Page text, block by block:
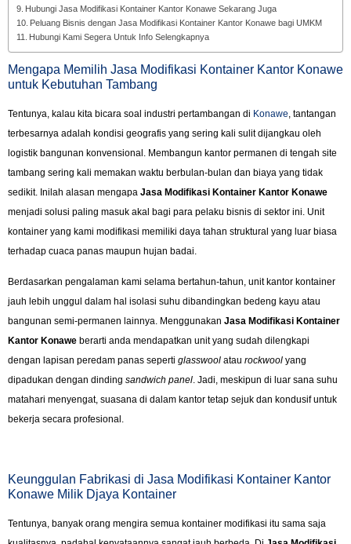
Hubungi Jasa Modifikasi Kontainer Kantor Konawe Sekarang Juga
Peluang Bisnis dengan Jasa Modifikasi Kontainer Kantor Konawe bagi UMKM
Hubungi Kami Segera Untuk Info Selengkapnya
Mengapa Memilih Jasa Modifikasi Kontainer Kantor Konawe
untuk Kebutuhan Tambang
Tentunya, kalau kita bicara soal industri pertambangan di Konawe , tantangan
terbesarnya adalah kondisi geografis yang sering kali sulit dijangkau oleh
logistik bangunan konvensional. Membangun kantor permanen di tengah site
tambang sering kali memakan waktu berbulan-bulan dan biaya yang tidak
sedikit. Inilah alasan mengapa Jasa Modifikasi Kontainer Kantor Konawe
menjadi solusi paling masuk akal bagi para pelaku bisnis di sektor ini. Unit
kontainer yang kami modifikasi memiliki daya tahan struktural yang luar biasa
terhadap cuaca panas maupun hujan badai.
Berdasarkan pengalaman kami selama bertahun-tahun, unit kantor kontainer
jauh lebih unggul dalam hal isolasi suhu dibandingkan bedeng kayu atau
bangunan semi-permanen lainnya. Menggunakan Jasa Modifikasi Kontainer
Kantor Konawe berarti anda mendapatkan unit yang sudah dilengkapi
dengan lapisan peredam panas seperti glasswool atau rockwool yang
dipadukan dengan dinding sandwich panel. Jadi, meskipun di luar sana suhu
matahari menyengat, suasana di dalam kantor tetap sejuk dan kondusif untuk
bekerja secara profesional.
Keunggulan Fabrikasi di Jasa Modifikasi Kontainer Kantor
Konawe Milik Djaya Kontainer
Tentunya, banyak orang mengira semua kontainer modifikasi itu sama saja